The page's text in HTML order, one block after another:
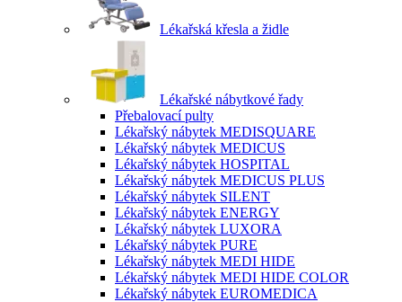
Lékařská křesla a židle
Lékařské nábytkové řady
Přebalovací pulty
Lékařský nábytek MEDISQUARE
Lékařský nábytek MEDICUS
Lékařský nábytek HOSPITAL
Lékařský nábytek MEDICUS PLUS
Lékařský nábytek SILENT
Lékařský nábytek ENERGY
Lékařský nábytek LUXORA
Lékařský nábytek PURE
Lékařský nábytek MEDI HIDE
Lékařský nábytek MEDI HIDE COLOR
Lékařský nábytek EUROMEDICA